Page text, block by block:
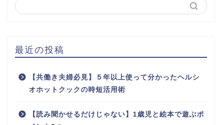
最近の投稿
【共働き夫婦必見】５年以上使って分かったヘルシ
オホットクックの時短活用術
【読み聞かせるだけじゃない】1歳児と絵本で遊ぶポ